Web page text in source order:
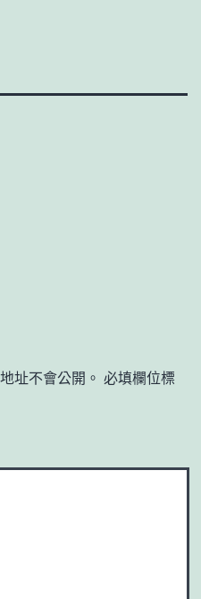
址不會公開。 必填欄位標